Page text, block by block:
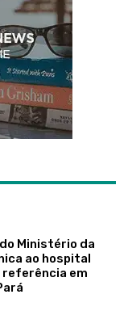
Ministério da
ao hospital
referência em